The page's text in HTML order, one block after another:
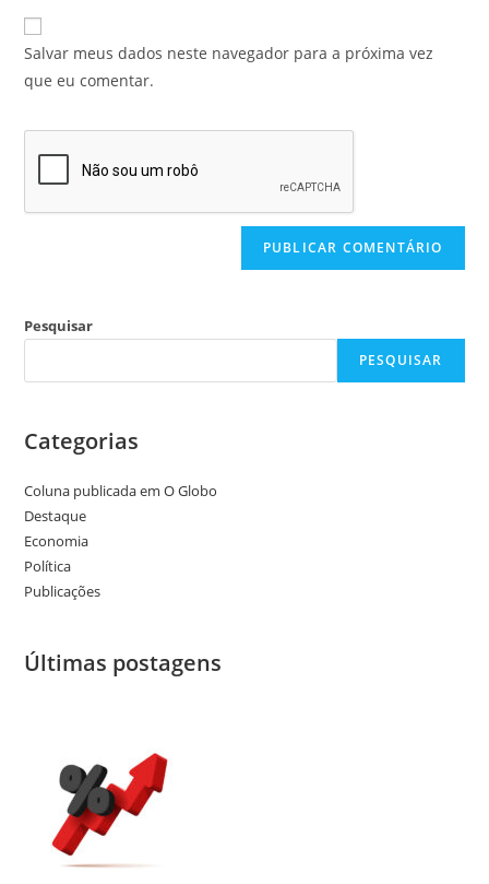
Salvar meus dados neste navegador para a próxima vez
que eu comentar.
Pesquisar
PESQUISAR
Categorias
Coluna publicada em O Globo
Destaque
Economia
Política
Publicações
Últimas postagens